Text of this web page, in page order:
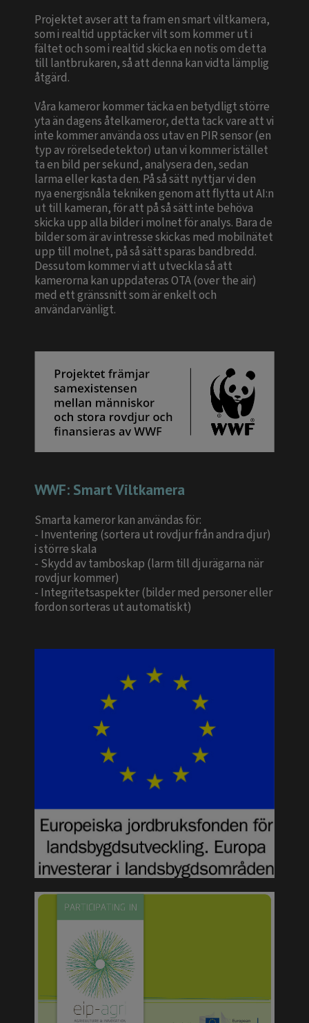
Projektet avser att ta fram en smart viltkamera,
som i realtid upptäcker vilt som kommer ut i
fältet och som i realtid skicka en notis om detta
till lantbrukaren, så att denna kan vidta lämplig
åtgärd.
Våra kameror kommer täcka en betydligt större
yta än dagens åtelkameror, detta tack vare att vi
inte kommer använda oss utav en PIR sensor (en
typ av rörelsedetektor) utan vi kommer istället
ta en bild per sekund, analysera den, sedan
larma eller kasta den. På så sätt nyttjar vi den
nya energisnåla tekniken genom att flytta ut AI:n
ut till kameran, för att på så sätt inte behöva
skicka upp alla bilder i molnet för analys. Bara de
bilder som är av intresse skickas med mobilnätet
upp till molnet, på så sätt sparas bandbredd.
Dessutom kommer vi att utveckla så att
kamerorna kan uppdateras OTA (over the air)
med ett gränssnitt som är enkelt och
användarvänligt.
WWF: Smart Viltkamera
Smarta kameror kan användas för:
- Inventering (sortera ut rovdjur från andra djur)
i större skala
- Skydd av tamboskap (larm till djurägarna när
rovdjur kommer)
- Integritetsaspekter (bilder med personer eller
fordon sorteras ut automatiskt)